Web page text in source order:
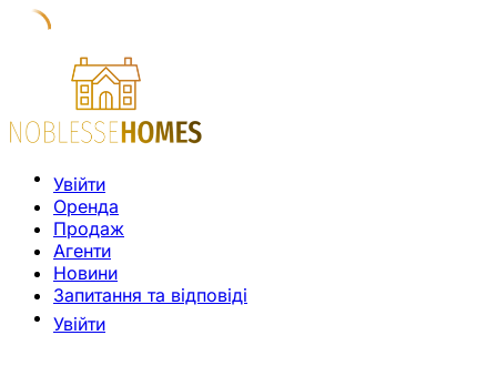
Увійти
Оренда
Продаж
Агенти
Новини
Запитання та відповіді
Увійти